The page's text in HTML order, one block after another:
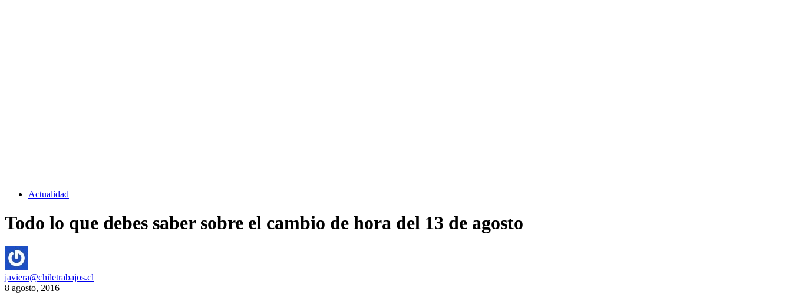
Actualidad
Todo lo que debes saber sobre el cambio de hora del 13 de agosto
javiera@chiletrabajos.cl
8 agosto, 2016